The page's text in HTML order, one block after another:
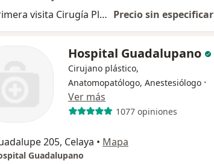
Primera visita Cirugía Plástica Precio sin especificar
Hospital Guadalupano
Cirujano plástico,
Anatomopatólogo, Anestesiólogo ·
Ver más
1077 opiniones
205, Celaya • Mapa
Guadalupano